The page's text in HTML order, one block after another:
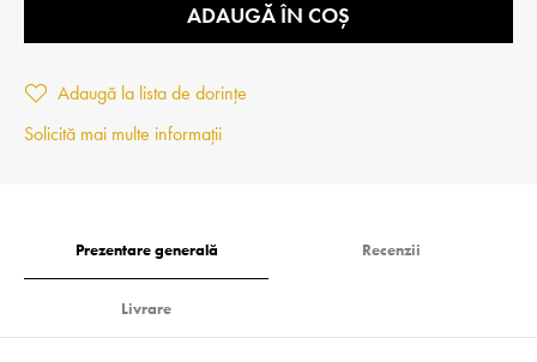
ADAUGĂ ÎN COȘ
Adaugă la lista de dorințe
Solicită mai multe informații
Prezentare generală Recenzii
Livrare